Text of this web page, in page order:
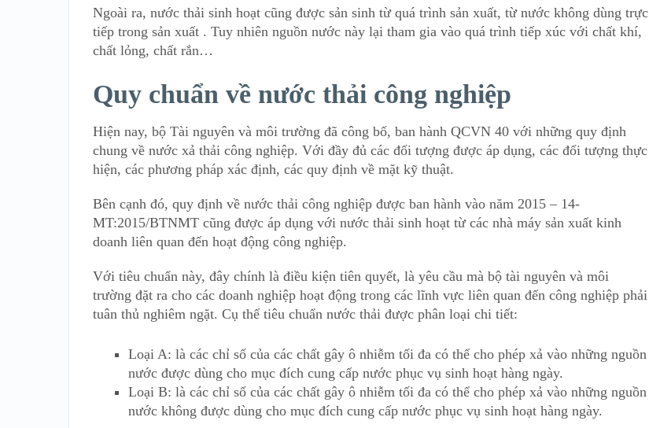
Ngoài ra, nước thải sinh hoạt cũng được sản sinh từ quá trình sản xuất, từ nước không dùng trực
tiếp trong sản xuất . Tuy nhiên nguồn nước này lại tham gia vào quá trình tiếp xúc với chất khí,
chất lỏng, chất rắn…
Quy chuẩn về nước thải công nghiệp
Hiện nay, bộ Tài nguyên và môi trường đã công bố, ban hành QCVN 40 với những quy định
chung về nước xả thải công nghiệp. Với đầy đủ các đối tượng được áp dụng, các đối tượng thực
hiện, các phương pháp xác định, các quy định về mặt kỹ thuật.
Bên cạnh đó, quy định về nước thải công nghiệp được ban hành vào năm 2015 – 14-
MT:2015/BTNMT cũng được áp dụng với nước thải sinh hoạt từ các nhà máy sản xuất kinh
doanh liên quan đến hoạt động công nghiệp.
Với tiêu chuẩn này, đây chính là điều kiện tiên quyết, là yêu cầu mà bộ tài nguyên và môi
trường đặt ra cho các doanh nghiệp hoạt động trong các lĩnh vực liên quan đến công nghiệp phải
tuân thủ nghiêm ngặt. Cụ thể tiêu chuẩn nước thải được phân loại chi tiết:
Loại A: là các chỉ số của các chất gây ô nhiễm tối đa có thể cho phép xả vào những nguồn
nước được dùng cho mục đích cung cấp nước phục vụ sinh hoạt hàng ngày.
Loại B: là các chỉ số của các chất gây ô nhiễm tối đa có thể cho phép xả vào những nguồn
nước không được dùng cho mục đích cung cấp nước phục vụ sinh hoạt hàng ngày.